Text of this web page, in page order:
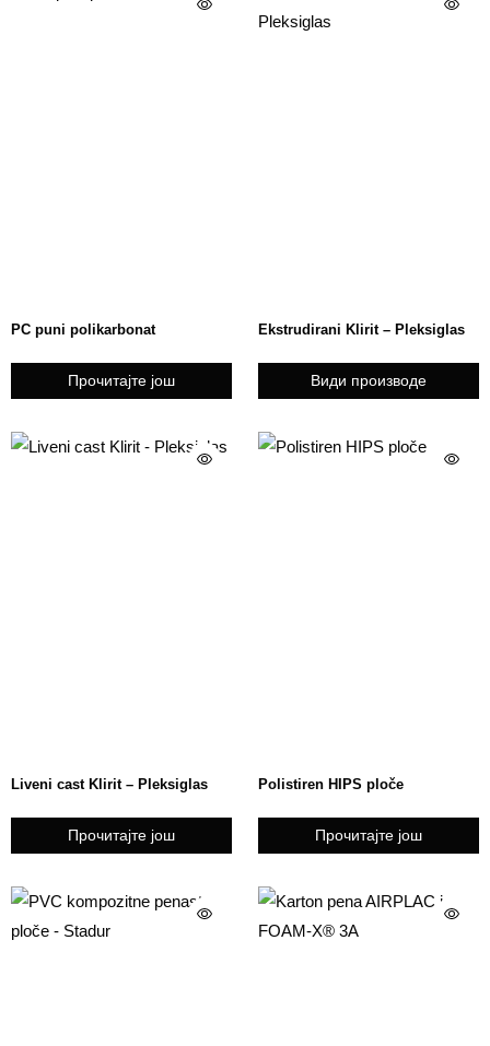
PC puni polikarbonat
Прочитајте још
Ekstrudirani Klirit – Pleksiglas
Види производе
Liveni cast Klirit – Pleksiglas
Прочитајте још
Polistiren HIPS ploče
Прочитајте још